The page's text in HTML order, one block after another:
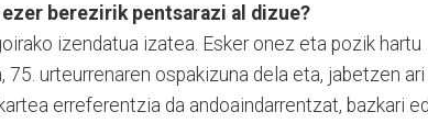
berezirik pentsarazi al dizue?
izendatua izatea. Esker onez eta pozik hartu
75. urteurrenaren ospakizuna dela eta, jabetzen ari
erreferentzia da andoaindarrentzat, bazkari